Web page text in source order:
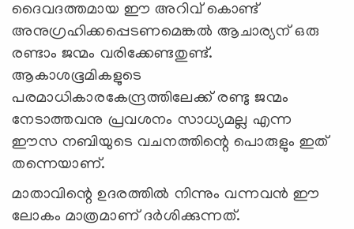
ദൈവദത്തമായ ഈ അറിവ് കൊണ്ട്
അനുഗ്രഹിക്കപ്പെടണമെങ്കല്‍ ആചാര്യന് ഒരു
രണ്ടാം ജന്മം വരിക്കേണ്ടതുണ്ട്.
ആകാശഭൂമികളുടെ
പരമാധികാരകേന്ദ്രത്തിലേക്ക് രണ്ടു ജന്മം
നേടാത്തവനു പ്രവശനം സാധ്യമല്ല എന്ന
ഈസ നബിയുടെ വചനത്തിന്റെ പൊരുളും ഇത്
തന്നെയാണ്.
മാതാവിന്റെ ഉദരത്തില്‍ നിന്നും വന്നവന്‍ ഈ
ലോകം മാത്രമാണ് ദര്‍ശിക്കുന്നത്.